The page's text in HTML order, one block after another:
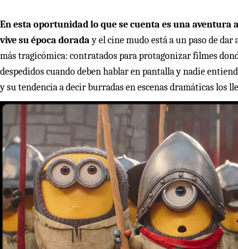
En esta oportunidad lo que se cuenta es una
vive su época doraday el cine mudo está a un paso de
más tragicómica: contratados para protagonizar filmes
despedidos cuando deben hablar en pantalla y nadie
y su tendencia a decir burradas en escenas dramáticas los